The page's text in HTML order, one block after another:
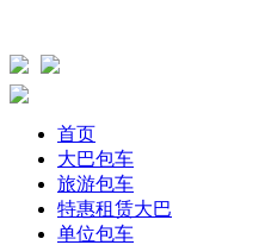
首页
大巴包车
旅游包车
特惠租赁大巴
单位包车